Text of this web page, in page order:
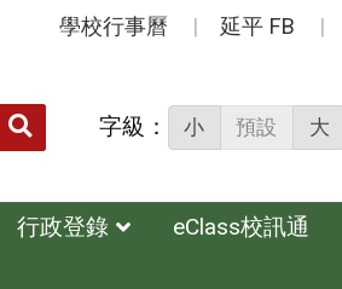
學校行事曆 延平 FB
送出 字級： 小 預設 大
行政登錄 eClass校訊通